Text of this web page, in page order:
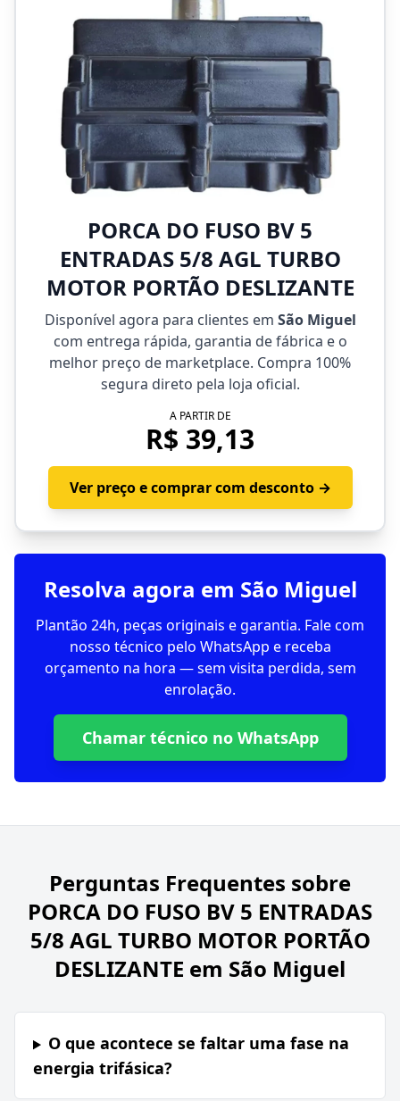
PORCA DO FUSO BV 5
ENTRADAS 5/8 AGL TURBO
MOTOR PORTÃO DESLIZANTE
Disponível agora para clientes em São Miguel
com entrega rápida, garantia de fábrica e o
melhor preço de marketplace. Compra 100%
segura direto pela loja oficial.
A PARTIR DE
R$ 39,13
Ver preço e comprar com desconto →
Resolva agora em São Miguel
Plantão 24h, peças originais e garantia. Fale com
nosso técnico pelo WhatsApp e receba
orçamento na hora — sem visita perdida, sem
enrolação.
Chamar técnico no WhatsApp
Perguntas Frequentes sobre
PORCA DO FUSO BV 5 ENTRADAS
5/8 AGL TURBO MOTOR PORTÃO
DESLIZANTE em São Miguel
O que acontece se faltar uma fase na
energia trifásica?